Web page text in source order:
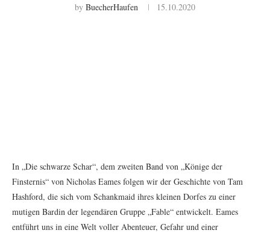
by BuecherHaufen 15.10.2020
In „Die schwarze Schar“, dem zweiten Band von „Könige der
Finsternis“ von Nicholas Eames folgen wir der Geschichte von Tam
Hashford, die sich vom Schankmaid ihres kleinen Dorfes zu einer
mutigen Bardin der legendären Gruppe „Fable“ entwickelt. Eames
entführt uns in eine Welt voller Abenteuer, Gefahr und einer